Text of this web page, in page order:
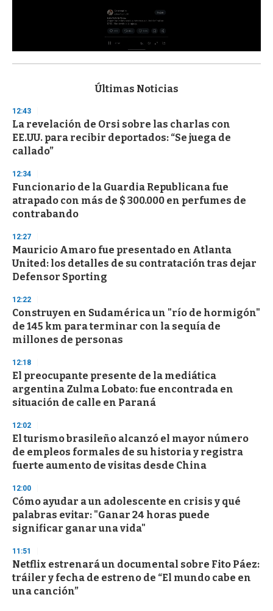
s
d
s
o
f
3
s
e
c
o
n
Últimas Noticias
12:43
La revelación de Orsi sobre las charlas con
EE.UU. para recibir deportados: “Se juega de
callado”
12:34
Funcionario de la Guardia Republicana fue
atrapado con más de $ 300.000 en perfumes de
contrabando
12:27
Mauricio Amaro fue presentado en Atlanta
United: los detalles de su contratación tras dejar
Defensor Sporting
12:22
Construyen en Sudamérica un "río de hormigón"
de 145 km para terminar con la sequía de
millones de personas
12:18
El preocupante presente de la mediática
argentina Zulma Lobato: fue encontrada en
situación de calle en Paraná
12:02
El turismo brasileño alcanzó el mayor número
de empleos formales de su historia y registra
fuerte aumento de visitas desde China
12:00
Cómo ayudar a un adolescente en crisis y qué
palabras evitar: "Ganar 24 horas puede
significar ganar una vida"
11:51
Netflix estrenará un documental sobre Fito Páez:
tráiler y fecha de estreno de “El mundo cabe en
una canción”